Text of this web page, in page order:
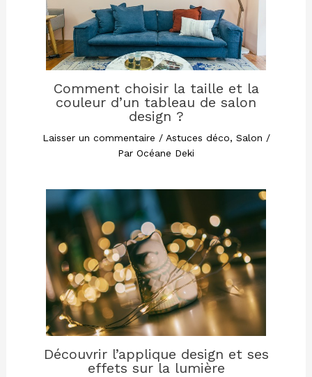
Comment choisir la taille et la
couleur d’un tableau de salon
design ?
Laisser un commentaire / Astuces déco, Salon /
Par Océane Deki
Découvrir l’applique design et ses
effets sur la lumière